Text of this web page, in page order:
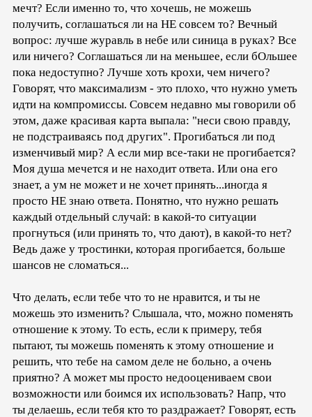
мечт? Если именно то, что хочешь, не можешь
получить, соглашаться ли на НЕ совсем то? Вечный
вопрос: лучше журавль в небе или синица в руках? Все
или ничего? Соглашаться ли на меньшее, если бОльшее
пока недоступно? Лучше хоть крохи, чем ничего?
Говорят, что максимализм - это плохо, что нужно уметь
идти на компромиссы. Совсем недавно мы говорили об
этом, даже красивая карта выпала: "неси свою правду,
не подстраиваясь под других". Прогибаться ли под
изменчивый мир? А если мир все-таки не прогибается?
Моя душа мечется и не находит ответа. Или она его
знает, а ум не может и не хочет принять...иногда я
просто НЕ знаю ответа. Понятно, что нужно решать
каждый отдельный случай: в какой-то ситуации
прогнуться (или принять то, что дают), в какой-то нет?
Ведь даже у тростинки, которая прогибается, больше
шансов не сломаться...
Что делать, если тебе что то не нравится, и ты не
можешь это изменить? Слышала, что, можно поменять
отношение к этому. То есть, если к примеру, тебя
пытают, ты можешь поменять к этому отношение и
решить, что тебе на самом деле не больно, а очень
приятно? А может мы просто недооцениваем свои
возможности или боимся их использовать? Напр, что
ты делаешь, если тебя кто то раздражает? Говорят, есть